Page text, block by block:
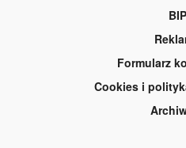
BIP
Formularz
Cookies i